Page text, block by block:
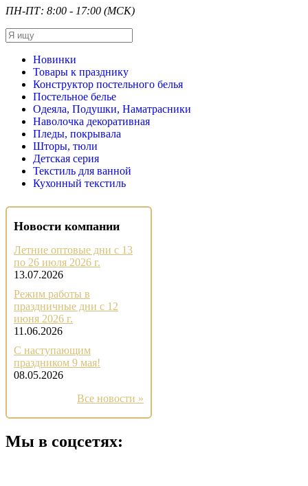
ПН-ПТ: 8:00 - 17:00 (МСК)
Новинки
Товары к празднику
Конструктор постельного белья
Постельное белье
Одеяла, Подушки, Наматрасники
Наволочка декоративная
Пледы, покрывала
Шторы, тюли
Детская серия
Текстиль для ванной
Кухонный текстиль
Новости компании
Летние оптовые дни с 13
по 26 июля 2026 г.
13.07.2026
Режим работы в
праздничные дни с 12
июня 2026 г.
11.06.2026
С наступающим
праздником 9 мая!
08.05.2026
Все новости »
Мы в соцсетях: